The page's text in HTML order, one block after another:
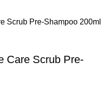
Care Scrub Pre-